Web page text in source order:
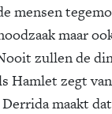
mensen
maar
zullen de
Hamlet zegt
Derrida maakt